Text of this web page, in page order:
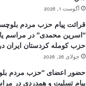
آگوست 1, 2026
قرائت پیام حزب مردم
“اسرین محمدی” در مراسم
حزب کومله کردستان ایران در
جولای 26, 2026
حضور اعضای “حزب مردم
پیام تسلیت و همدردی در